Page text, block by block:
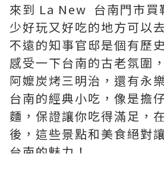
來到 La New 台南門市買
少好玩又好吃的地方可以
不遠的知事官邸是個有歷
感受一下台南的古老氛圍
阿嬤炭烤三明治，還有永
台南的經典小吃，像是擔
麵，保證讓你吃得滿足，
後，這些景點和美食絕對
台南的魅力！